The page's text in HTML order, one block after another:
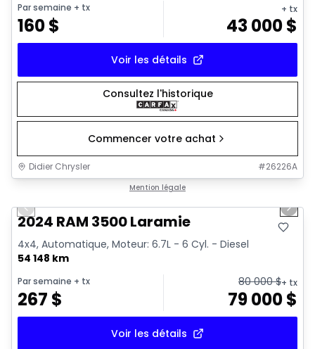
Par semaine + tx
160$
+ tx
43 000$
Voir les détails
Consultez l'historique
Commencer votre achat
Didier Chrysler #26226A
Mention légale
Previous slide Next
2024 RAM 3500 Laramie
4x4, Automatique, Moteur: 6.7L - 6 Cyl. - Diesel
54 148 km
Par semaine + tx
267 $
80 000$+ tx
79 000$
Voir les détails